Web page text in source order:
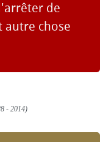
de
autre chose
- 2014)